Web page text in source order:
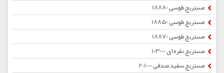
مستربچ طوسی 18880
مستربچ طوسی 18850
مستربچ طوسی 18870
مستربچ نقره ای 103000
مستربچ سفید صدفی 201000